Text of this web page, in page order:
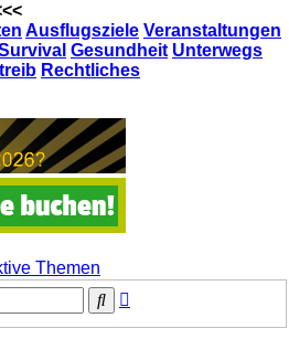
Ausflugsziele Veranstaltungen
Gesundheit Unterwegs
Rechtliches
Themen
Suche